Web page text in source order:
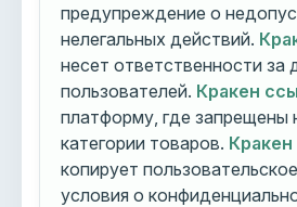
предупреждение о
нелегальных действий.
несет ответственности за
пользователей. Кракен
платформу, где запрещены
категории товаров. Кракен
копирует
условия о